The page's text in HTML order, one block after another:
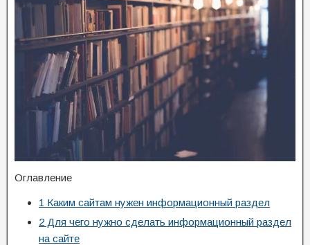
Оглавление
1 Каким сайтам нужен информационный раздел
2 Для чего нужно сделать информационный раздел
на сайте